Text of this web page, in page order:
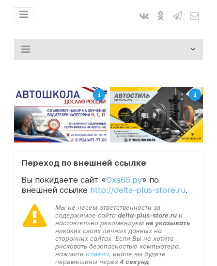
Переход по внешней ссылке
Вы покидаете сайт «Оха65.ру» по
внешней ссылке http://delta-plus-store.ru.
Мы не несем ответственности за
содержимое сайта delta-plus-store.ruи
настоятельно рекомендуем не указывать
никаких своих личных данных на
сторонних сайтах. Если Вы не хотите
рисковать безопасностью компьютера,
нажмите отмена, иначе вы будете
перемещены через 4 секунд